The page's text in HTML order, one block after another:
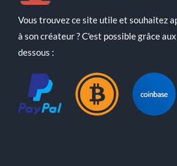
Vous trouvez ce site utile et souhaitez
à son créateur ? C'est possible grâce
dessous :